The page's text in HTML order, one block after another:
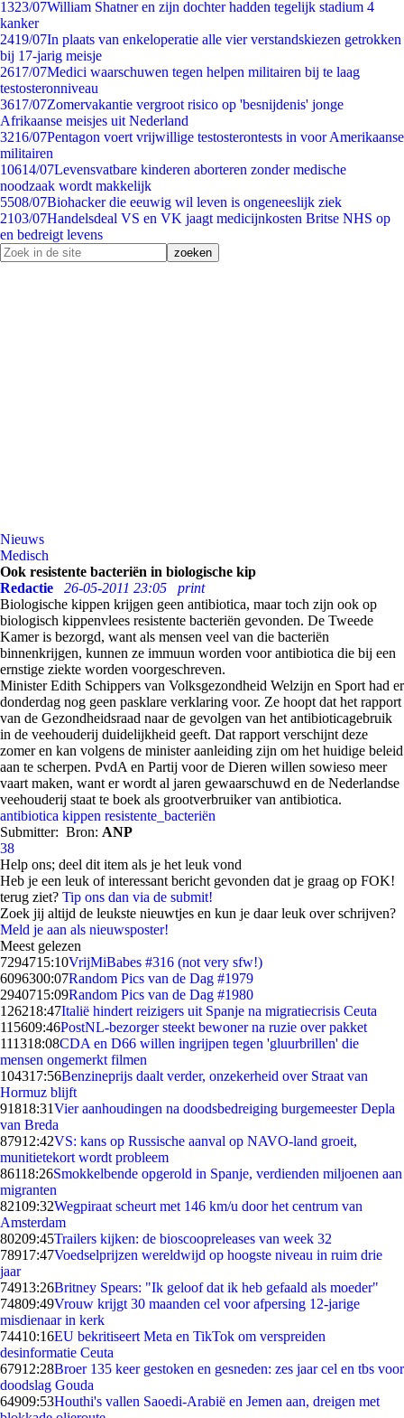
1323/07William Shatner en zijn dochter hadden tegelijk stadium 4
kanker
2419/07In plaats van enkeloperatie alle vier verstandskiezen getrokken
bij 17-jarig meisje
2617/07Medici waarschuwen tegen helpen militairen bij te laag
testosteronniveau
3617/07Zomervakantie vergroot risico op 'besnijdenis' jonge
Afrikaanse meisjes uit Nederland
3216/07Pentagon voert vrijwillige testosterontests in voor Amerikaanse
militairen
10614/07Levensvatbare kinderen aborteren zonder medische
noodzaak wordt makkelijk
5508/07Biohacker die eeuwig wil leven is ongeneeslijk ziek
2103/07Handelsdeal VS en VK jaagt medicijnkosten Britse NHS op
en bedreigt levens
Nieuws
Medisch
Ook resistente bacteriën in biologische kip
Redactie
26-05-2011 23:05
print
Biologische kippen krijgen geen antibiotica, maar toch zijn ook op
biologisch kippenvlees resistente bacteriën gevonden. De Tweede
Kamer is bezorgd, want als mensen veel van die bacteriën
binnenkrijgen, kunnen ze immuun worden voor antibiotica die bij een
ernstige ziekte worden voorgeschreven.
Minister Edith Schippers van Volksgezondheid Welzijn en Sport had er
donderdag nog geen pasklare verklaring voor. Ze hoopt dat het rapport
van de Gezondheidsraad naar de gevolgen van het antibioticagebruik
in de veehouderij duidelijkheid geeft. Dat rapport verschijnt deze
zomer en kan volgens de minister aanleiding zijn om het huidige beleid
aan te scherpen. PvdA en Partij voor de Dieren willen sowieso meer
vaart maken, want er wordt al jaren gewaarschuwd en de Nederlandse
veehouderij staat te boek als grootverbruiker van antibiotica.
antibiotica kippen resistente_bacteriën
Submitter: Bron: ANP
38
Help ons; deel dit item als je het leuk vond
Heb je een leuk of interessant bericht gevonden dat je graag op FOK!
terug ziet? Tip ons dan via de submit!
Zoek jij altijd de leukste nieuwtjes en kun je daar leuk over schrijven?
Meld je aan als nieuwsposter!
Meest gelezen
7294715:10VrijMiBabes #316 (not very sfw!)
6096300:07Random Pics van de Dag #1979
2940715:09Random Pics van de Dag #1980
126218:47Italië hindert reizigers uit Spanje na migratiecrisis Ceuta
115609:46PostNL-bezorger steekt bewoner na ruzie over pakket
111318:08CDA en D66 willen ingrijpen tegen 'gluurbrillen' die
mensen ongemerkt filmen
104317:56Benzineprijs daalt verder, onzekerheid over Straat van
Hormuz blijft
91818:31Vier aanhoudingen na doodsbedreiging burgemeester Depla
van Breda
87912:42VS: kans op Russische aanval op NAVO-land groeit,
munitietekort wordt probleem
86118:26Smokkelbende opgerold in Spanje, verdienden miljoenen aan
migranten
82109:32Wegpiraat scheurt met 146 km/u door het centrum van
Amsterdam
80209:45Trailers kijken: de bioscoopreleases van week 32
78917:47Voedselprijzen wereldwijd op hoogste niveau in ruim drie
jaar
74913:26Britney Spears: "Ik geloof dat ik heb gefaald als moeder"
74809:49Vrouw krijgt 30 maanden cel voor afpersing 12-jarige
misdienaar in kerk
74410:16EU bekritiseert Meta en TikTok om verspreiden
desinformatie Ceuta
67912:28Broer 135 keer gestoken en gesneden: zes jaar cel en tbs voor
doodslag Gouda
64909:53Houthi's vallen Saoedi-Arabië en Jemen aan, dreigen met